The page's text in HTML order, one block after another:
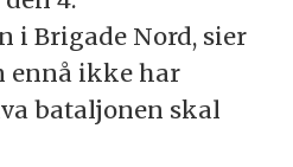
i Brigade Nord, sier
ennå ikke har
bataljonen skal